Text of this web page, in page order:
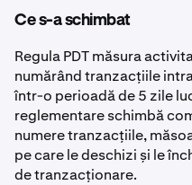
Ce s-a schimbat
Regula PDT măsura
numărând tranzacțiile
într-o perioadă de 5 zile
reglementare schimbă
numere tranzacțiile,
pe care le deschizi și le
de tranzacționare.